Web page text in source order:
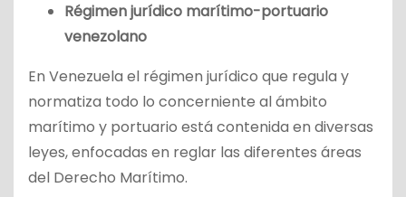
Régimen jurídico marítimo-portuario
venezolano
En Venezuela el régimen jurídico que regula y
normatiza todo lo concerniente al ámbito
marítimo y portuario está contenida en diversas
leyes, enfocadas en reglar las diferentes áreas
del Derecho Marítimo.